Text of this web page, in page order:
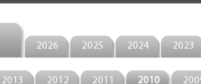
2026 2025 2024 2023
2013 2012 2011 2010